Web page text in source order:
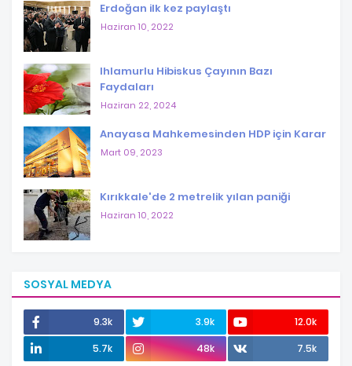
Erdoğan ilk kez paylaştı
Haziran 10, 2022
Ihlamurlu Hibiskus Çayının Bazı
Faydaları
Haziran 22, 2024
Anayasa Mahkemesinden HDP için Karar
Mart 09, 2023
Kırıkkale'de 2 metrelik yılan paniği
Haziran 10, 2022
SOSYAL MEDYA
9.3k 3.9k
12.0k
5.7k
48k 7.5k